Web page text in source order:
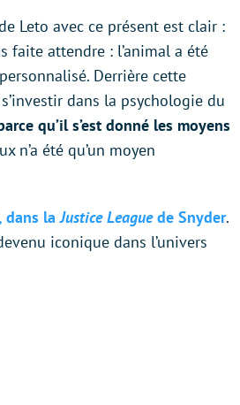
Leto avec ce présent est clair :
faite attendre : l’animal a été
Derrière cette
dans la psychologie du
qu’il s’est donné les moyens
n’a été qu’un moyen
dans laJustice Leaguede Snyder.
iconique dans l’univers